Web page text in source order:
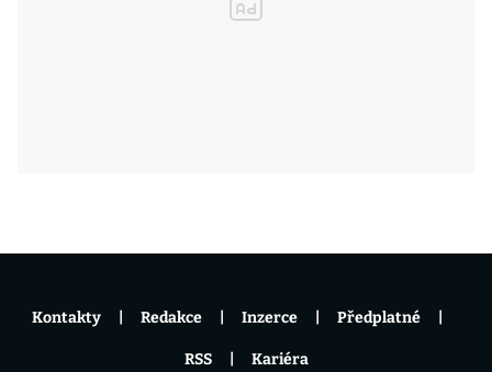
Kontakty Redakce Inzerce Předplatné
RSS Kariéra